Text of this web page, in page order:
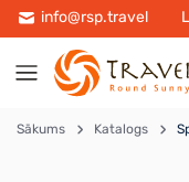
info@rsp.travel
Sākums Katalogs